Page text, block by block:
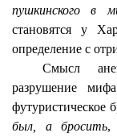
пушкинского в
становятся у
определение с
Смысл
разрушение
футуристическое
был, а бросить,